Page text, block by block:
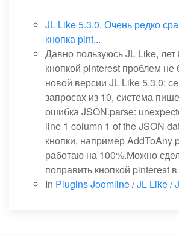
JL Like 5.3.0. Очень редко
кнопка pint...
Давно пользуюсь JL Like, лет
кнопкой pinterest проблем
новой версии JL Like 5.3.0:
запросах из 10, система
ошибка JSON.parse:
line 1 column 1 of the JSON
кнопки, например AddToAny
работаю на 100%.Можно
поправить кнопкой pinterest
In Plugins Joomline/JL Like /